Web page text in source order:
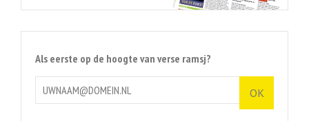
Als eerste op de hoogte van verse ramsj?